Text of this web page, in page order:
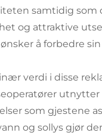
samtidig
og attraktive
å forbedre
verdi i disse
som gjestene
og sollys gjør